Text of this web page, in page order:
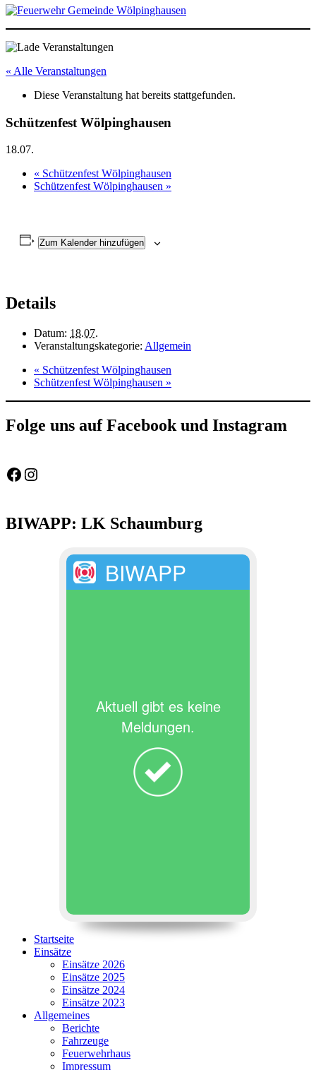
« Alle Veranstaltungen
Diese Veranstaltung hat bereits stattgefunden.
Schützenfest Wölpinghausen
18.07.
« Schützenfest Wölpinghausen
Schützenfest Wölpinghausen »
Zum Kalender hinzufügen
Details
Datum: 18.07.
Veranstaltungskategorie: Allgemein
« Schützenfest Wölpinghausen
Schützenfest Wölpinghausen »
Folge uns auf Facebook und Instagram
Feuerwehr Gemeinde Wölpinghausen
fw_gemeinde_woelpinghausen
BIWAPP: LK Schaumburg
BIWAPP
Aktuell gibt es keine
Meldungen.
Startseite
Einsätze
Einsätze 2026
Einsätze 2025
Einsätze 2024
Einsätze 2023
Allgemeines
Berichte
Fahrzeuge
Feuerwehrhaus
Impressum